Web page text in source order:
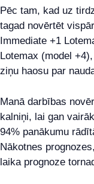
Pēc tam, kad uz
tagad novērtēt
Immediate +1
Lotemax (model
ziņu haosu par
Manā darbības
kalniņi, lai gan
94% panākumu
Nākotnes
laika prognoze